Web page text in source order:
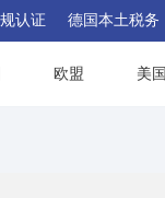
认证 德国本土税务
欧盟 美